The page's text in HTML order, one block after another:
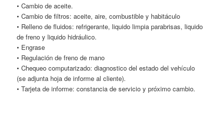
• Cambio de aceite.
• Cambio de filtros: aceite, aire, combustible y habitáculo
• Relleno de fluidos: refrigerante, liquido limpia parabrisas, liquido
de freno y liquido hidráulico.
• Engrase
• Regulación de freno de mano
• Chequeo computarizado: diagnostico del estado del vehículo
(se adjunta hoja de informe al cliente).
• Tarjeta de informe: constancia de servicio y próximo cambio.